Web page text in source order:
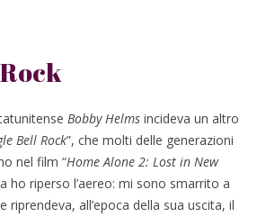
Bobby Helms incideva un altro
Bell Rock”, che molti delle generazioni
nel film “Home Alone 2: Lost in New
ho riperso l’aereo: mi sono smarrito a
riprendeva, all’epoca della sua uscita, il